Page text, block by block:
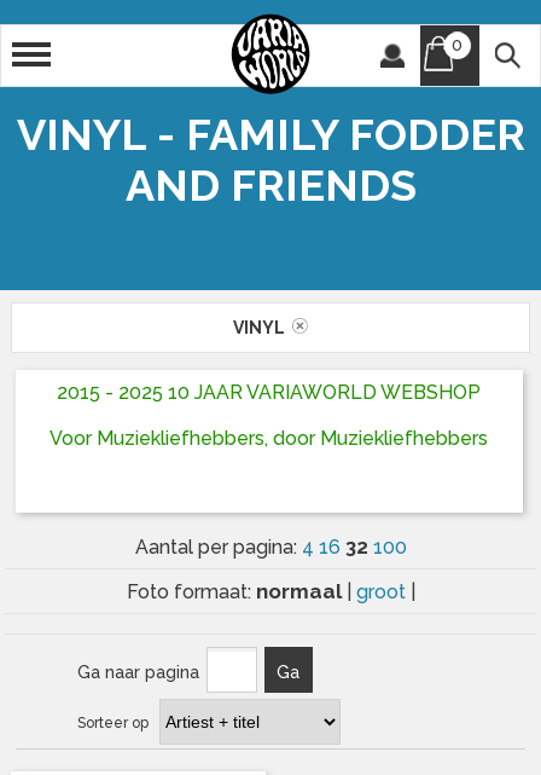
0
VINYL - FAMILY FODDER
AND FRIENDS
VINYL
2015 - 2025 10 JAAR VARIAWORLD WEBSHOP
Voor Muziekliefhebbers, door Muziekliefhebbers
Aantal per pagina: 4 16 32 100
Foto formaat: normaal groot
Ga naar pagina Ga
Sorteer op